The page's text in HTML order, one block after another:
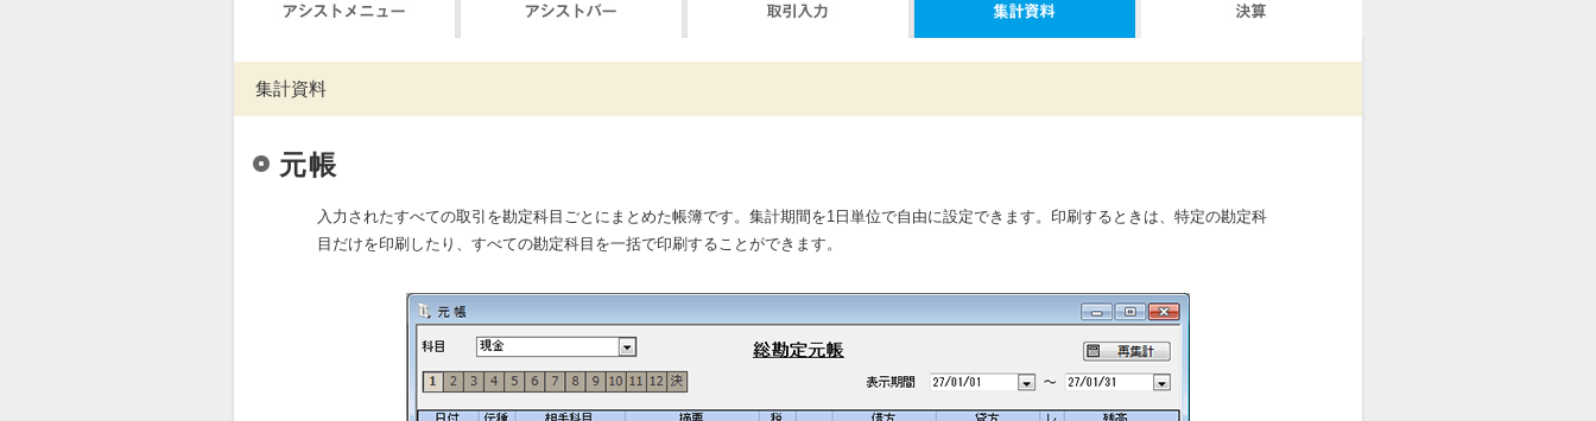
集計資料
元帳
入力されたすべての取引を勘定科目ごとにまとめた帳簿です。集計期間を1日単位で自由に設定できます。印刷するときは、特定の勘定科
目だけを印刷したり、すべての勘定科目を一括で印刷することができます。